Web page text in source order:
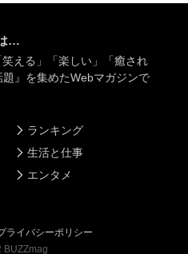
…
える」「楽しい」「癒され
』を集めたWebマガジンで
ランキング
生活と仕事
エンタメ
ライバシーポリシー
BUZZmag